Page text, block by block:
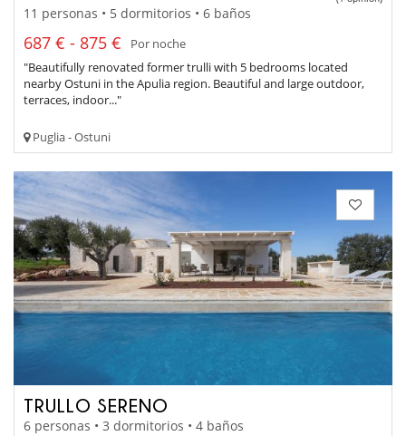
11 personas • 5 dormitorios • 6 baños
687 € - 875 €
Por noche
"Beautifully renovated former trulli with 5 bedrooms located
nearby Ostuni in the Apulia region. Beautiful and large outdoor,
terraces, indoor..."
Puglia - Ostuni
TRULLO SERENO
6 personas • 3 dormitorios • 4 baños